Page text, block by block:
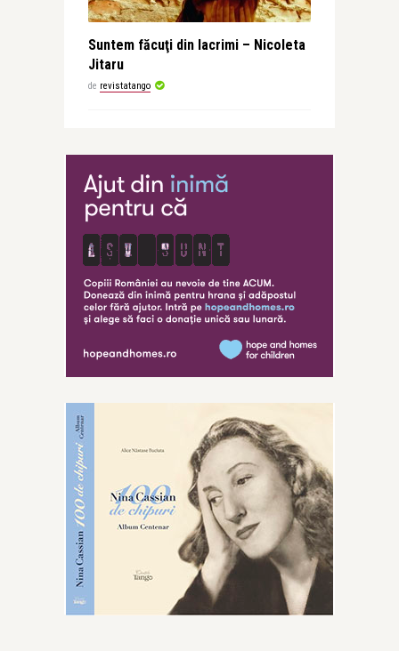
Suntem făcuţi din lacrimi – Nicoleta
Jitaru
de revistatango